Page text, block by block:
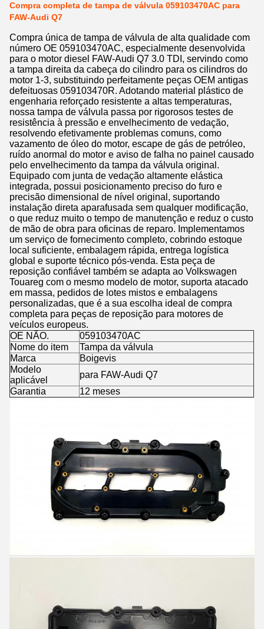
Compra completa de tampa de válvula 059103470AC para
FAW-Audi Q7
Compra única de tampa de válvula de alta qualidade com
número OE 059103470AC, especialmente desenvolvida
para o motor diesel FAW-Audi Q7 3.0 TDI, servindo como
a tampa direita da cabeça do cilindro para os cilindros do
motor 1-3, substituindo perfeitamente peças OEM antigas
defeituosas 059103470R. Adotando material plástico de
engenharia reforçado resistente a altas temperaturas,
nossa tampa de válvula passa por rigorosos testes de
resistência à pressão e envelhecimento de vedação,
resolvendo efetivamente problemas comuns, como
vazamento de óleo do motor, escape de gás de petróleo,
ruído anormal do motor e aviso de falha no painel causado
pelo envelhecimento da tampa da válvula original.
Equipado com junta de vedação altamente elástica
integrada, possui posicionamento preciso do furo e
precisão dimensional de nível original, suportando
instalação direta aparafusada sem qualquer modificação,
o que reduz muito o tempo de manutenção e reduz o custo
de mão de obra para oficinas de reparo. Implementamos
um serviço de fornecimento completo, cobrindo estoque
local suficiente, embalagem rápida, entrega logística
global e suporte técnico pós-venda. Esta peça de
reposição confiável também se adapta ao Volkswagen
Touareg com o mesmo modelo de motor, suporta atacado
em massa, pedidos de lotes mistos e embalagens
personalizadas, que é a sua escolha ideal de compra
completa para peças de reposição para motores de
veículos europeus.
OE NÃO.
059103470AC
Nome do item
Tampa da válvula
Marca
Boigevis
Modelo
aplicável
para FAW-Audi Q7
Garantia
12 meses